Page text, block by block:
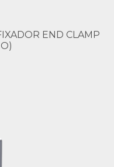
END CLAMP